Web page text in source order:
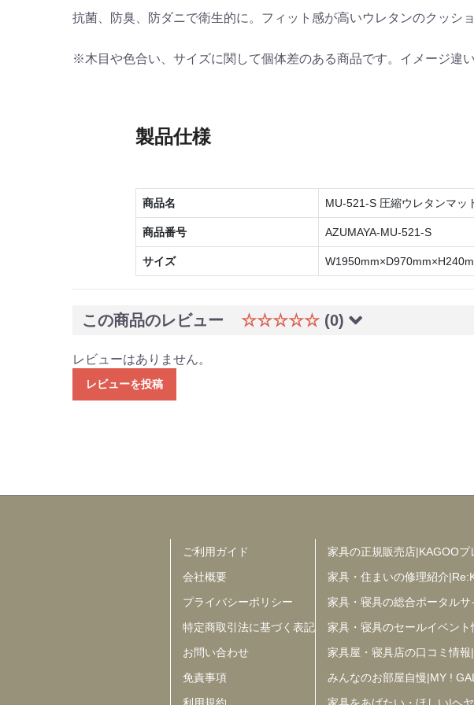
抗菌、防臭、防ダニで衛生的に。フィット感が高いウレタンのクッシ
※木目や色合い、サイズに関して個体差のある商品です。イメージ違
製品仕様
商品名 MU-521-S 圧縮ウレタンマッ
商品番号 AZUMAYA-MU-521-S
サイズ
この商品のレビュー ☆☆☆☆☆ (0)
レビューはありません。
レビューを投稿
ご利用ガイド
会社概要
プライバシーポリシー
特定商取引法に基づく表記
お問い合わせ
免責事項
利用規約
家具の正規販売店|KAGOOプ
家具・住まいの修理紹介
家具・寝具の総合ポータルサ
家具・寝具のセールイベント
家具屋・寝具店の口コミ情報
みんなのお部屋自慢|MY !
家具をあげたい・ほしい|ヘ